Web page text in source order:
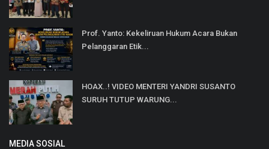
Prof. Yanto: Kekeliruan Hukum Acara Bukan
Pelanggaran Etik...
HOAX..! VIDEO MENTERI YANDRI SUSANTO
SURUH TUTUP WARUNG...
MEDIA SOSIAL